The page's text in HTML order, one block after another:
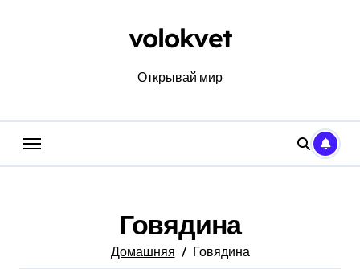
volokvet
Открывай мир
Говядина
Домашняя Говядина